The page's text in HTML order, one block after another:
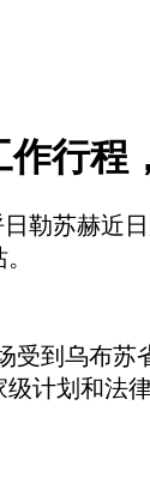
行程
勒苏赫近
受到乌布
计划和法